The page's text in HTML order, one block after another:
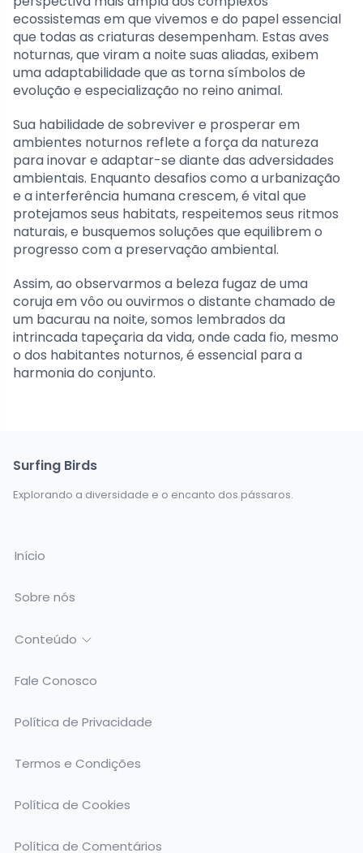
ecossistemas em que vivemos e do papel essencial
que todas as criaturas desempenham. Estas aves
noturnas, que viram a noite suas aliadas, exibem
uma adaptabilidade que as torna símbolos de
evolução e especialização no reino animal.
Sua habilidade de sobreviver e prosperar em
ambientes noturnos reflete a força da natureza
para inovar e adaptar-se diante das adversidades
ambientais. Enquanto desafios como a urbanização
e a interferência humana crescem, é vital que
protejamos seus habitats, respeitemos seus ritmos
naturais, e busquemos soluções que equilibrem o
progresso com a preservação ambiental.
Assim, ao observarmos a beleza fugaz de uma
coruja em vôo ou ouvirmos o distante chamado de
um bacurau na noite, somos lembrados da
intrincada tapeçaria da vida, onde cada fio, mesmo
o dos habitantes noturnos, é essencial para a
harmonia do conjunto.
Surfing Birds
Explorando a diversidade e o encanto dos pássaros.
Início
Sobre nós
Conteúdo
Fale Conosco
Política de Privacidade
Termos e Condições
Política de Cookies
Política de Comentários